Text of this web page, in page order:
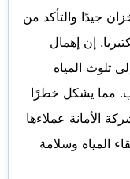
جيدًا والتأكد من
إن إهمال
تلوث المياه
مما يشكل خطرًا
الأمانة عملاءها
المياه وسلامة